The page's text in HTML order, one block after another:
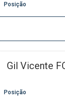
Posição
Gil Vicente
Posição